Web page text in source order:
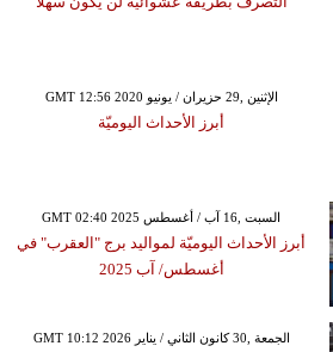
GMT 12:56 2020 الإثنين ,29 حزيران / يونيو
أبرز الأحداث اليوميّة
GMT 02:40 2025 السبت ,16 آب / أغسطس
أبرز الأحداث اليوميّة لمواليد برج "العقرب" في
أغسطس/ آب 2025
GMT 10:12 2026 الجمعة ,30 كانون الثاني / يناير